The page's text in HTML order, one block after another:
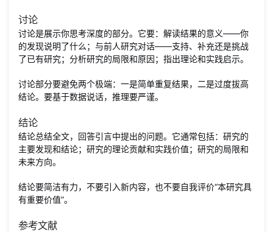
讨论
讨论是展示你思考深度的部分。它要：解读结果的意义——你
的发现说明了什么；与前人研究对话——支持、补充还是挑战
了已有研究；分析研究的局限和原因；指出理论和实践启示。
讨论部分要避免两个极端：一是简单重复结果，二是过度拔高
结论。要基于数据说话，推理要严谨。
结论
结论总结全文，回答引言中提出的问题。它通常包括：研究的
主要发现和结论；研究的理论贡献和实践价值；研究的局限和
未来方向。
结论要简洁有力，不要引入新内容，也不要自我评价“本研究具
有重要价值”。
参考文献